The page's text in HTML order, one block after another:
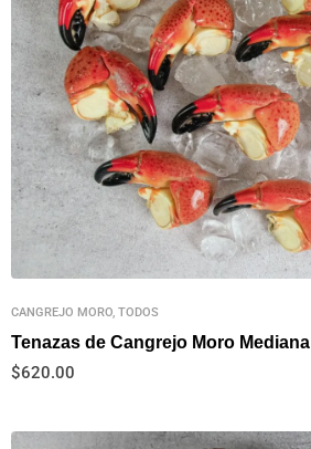
CANGREJO MORO, TODOS
Tenazas de Cangrejo Moro Mediana
$620.00